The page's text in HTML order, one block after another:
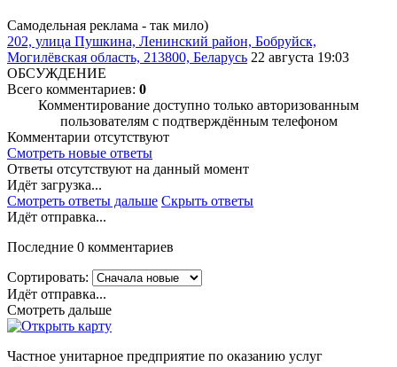
Самодельная реклама - так мило)
202, улица Пушкина, Ленинский район, Бобруйск,
Могилёвская область, 213800, Беларусь 22 августа 19:03
ОБСУЖДЕНИЕ
Всего комментариев: 0
Комментирование доступно только авторизованным
пользователям с подтверждённым телефоном
Комментарии отсутствуют
Смотреть новые ответы
Ответы отсутствуют на данный момент
Идёт загрузка...
Смотреть ответы дальше Скрыть ответы
Идёт отправка...
Последние 0 комментариев
Сортировать:
Идёт отправка...
Смотреть дальше
Частное унитарное предприятие по оказанию услуг